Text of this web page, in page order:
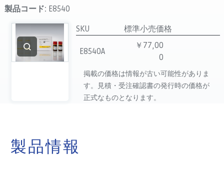
ご注文
マイページ
主要取扱ブランド
代理店一覧
製品コード: E8540
SKU
標準小売価格
E8540A
￥77,00
0
掲載の価格は情報が古い可能性がありま
す。見積・受注確認書の発行時の価格が
正式なものとなります。
製品情報